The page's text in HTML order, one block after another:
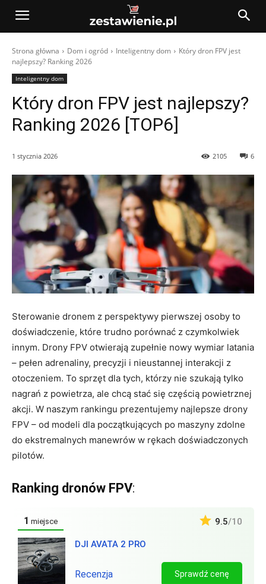
Strona główna Dom i ogród Inteligentny dom
Który dron FPV jest
najlepszy? Ranking 2026
Inteligentny dom
Który dron FPV jest najlepszy?
Ranking 2026 [TOP6]
1 stycznia 2026 6
2105
Sterowanie dronem z perspektywy pierwszej osoby to
doświadczenie, które trudno porównać z czymkolwiek
innym. Drony FPV otwierają zupełnie nowy wymiar latania
– pełen adrenaliny, precyzji i nieustannej interakcji z
otoczeniem. To sprzęt dla tych, którzy nie szukają tylko
nagrań z powietrza, ale chcą stać się częścią powietrznej
akcji. W naszym rankingu prezentujemy najlepsze drony
FPV – od modeli dla początkujących po maszyny zdolne
do ekstremalnych manewrów w rękach doświadczonych
pilotów.
Ranking dronów FPV:
1 miejsce
DJI AVATA 2 PRO
9.5/10
Recenzja Sprawdź cenę